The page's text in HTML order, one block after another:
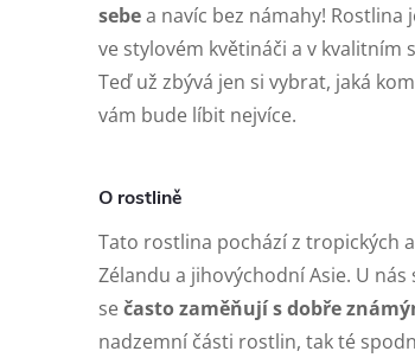
sebea navíc bez námahy! Rostlina
ve stylovém květináči a v kvalitním
Teď už zbývá jen si vybrat, jaká
vám bude líbit nejvíce.
O rostlině
Tato rostlina pochází z tropických
Zélandu a jihovýchodní Asie. U nás
sečasto zaměňují s dobře
nadzemní části rostlin, tak té